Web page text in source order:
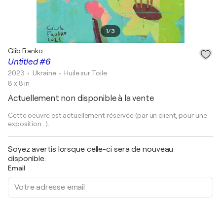
1/3
Untitled #6
Glib Franko
2023 • Ukraine • Huile sur Toile
8 x 8 in
Actuellement non disponible à la vente
Cette oeuvre est actuellement réservée (par un client, pour une
exposition...).
Soyez avertis lorsque celle-ci sera de nouveau
disponible.
Email